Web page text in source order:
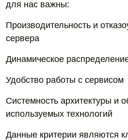
для нас важны:
Производительность и
сервера
Динамическое
Удобство работы с сервисом
Системность архитектуры и
используемых технологий
Данные критерии являются